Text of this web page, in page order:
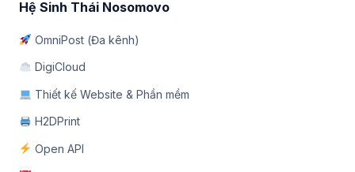
Hệ Sinh Thái Nosomovo
OmniPost (Đa kênh)
DigiCloud
Thiết kế Website & Phần mềm
H2DPrint
Open API